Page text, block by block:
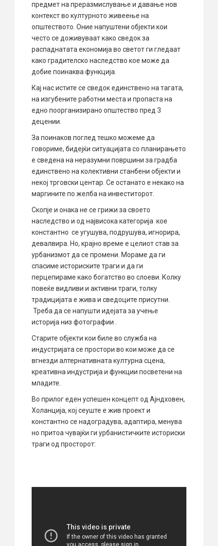
предмет на преразмислување и давање нов
контекст во културното живеење на
општеството. Оние напуштени објекти кои
често се доживуваат како сведок за
распаднатата економија во светот ги гледаат
како градителско наследство кое може да
добие поинаква функција.
Кај нас истите се сведок единствено на тагата,
на изгубените работни места и пропаста на
едно поорганизирано општество пред 3
децении.
За поинаков поглед тешко можеме да
говориме, бидејќи ситуацијата со планирањето
е сведена на неразумни површини за градба
единствено на колективни станбени објекти и
некој трговски центар. Се останато е некако на
маргините по желба на инвеститорот.
Скопје и онака не се грижи за своето
наследство и од највисока категорија кое
константно се угушува, подрушува, игнорира,
девалвира. Но, крајно време е целиот став за
урбанизмот да се промени. Мораме да ги
спасиме историските траги и да ги
перцепираме како богатство во слоеви. Колку
повеќе видливи и активни траги, толку
традицијата е жива и сведоците присутни.
Треба да се напушти идејата за учење
историја низ фотографии .
Старите објекти кои биле во служба на
индустријата се простори во кои може да се
вгнезди алтернативната културна сцена,
креативна индустрија и функции посветени на
младите.
Во прилог еден успешен концепт од Ајндховен,
Холанција, кој сеуште е жив проект и
константно се надоградува, адаптира, менува
но притоа чувајќи ги урбанистичките историски
траги од просторот: